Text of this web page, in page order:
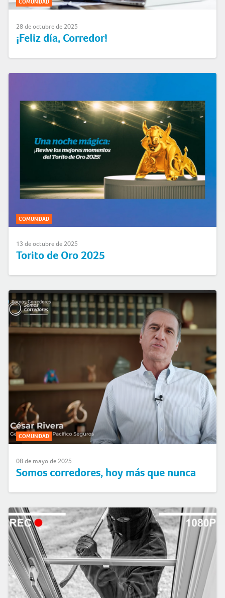
COMUNIDAD
28 de octubre de 2025
¡Feliz día, Corredor!
COMUNIDAD
13 de octubre de 2025
Torito de Oro 2025
COMUNIDAD
08 de mayo de 2025
Somos corredores, hoy más que nunca